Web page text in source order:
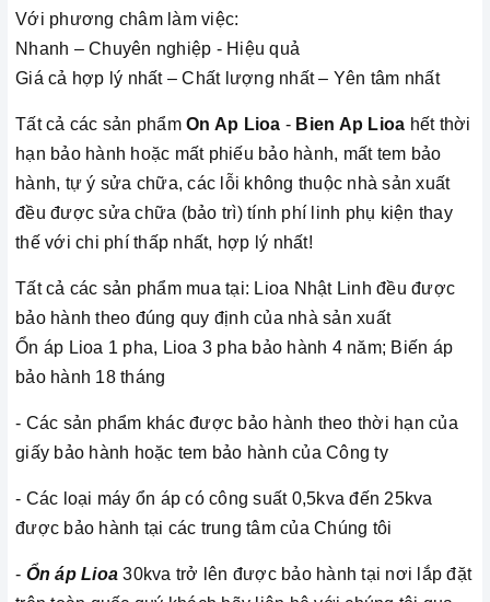
Với phương châm làm việc:
Nhanh – Chuyên nghiệp - Hiệu quả
Giá cả hợp lý nhất – Chất lượng nhất – Yên tâm nhất
Tất cả các sản phẩm On Ap Lioa - Bien Ap Lioa hết thời
hạn bảo hành hoặc mất phiếu bảo hành, mất tem bảo
hành, tự ý sửa chữa, các lỗi không thuộc nhà sản xuất
đều được sửa chữa (bảo trì) tính phí linh phụ kiện thay
thế với chi phí thấp nhất, hợp lý nhất!
Tất cả các sản phẩm mua tại: Lioa Nhật Linh đều được
bảo hành theo đúng quy định của nhà sản xuất
Ổn áp Lioa 1 pha, Lioa 3 pha bảo hành 4 năm; Biến áp
bảo hành 18 tháng
- Các sản phẩm khác được bảo hành theo thời hạn của
giấy bảo hành hoặc tem bảo hành của Công ty
- Các loại máy ổn áp có công suất 0,5kva đến 25kva
được bảo hành tại các trung tâm của Chúng tôi
- Ổn áp Lioa 30kva trở lên được bảo hành tại nơi lắp đặt